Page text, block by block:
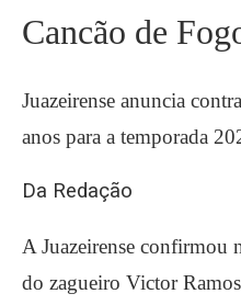
Cancão de
Juazeirense anuncia
anos para a temporada
Da Redação
A Juazeirense confirmou
do zagueiro Victor